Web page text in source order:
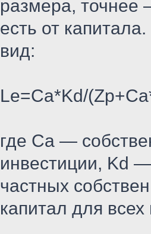
размера, точнее
есть от
вид:
Le=Ca*Kd/
где Ca —
инвестиции, Kd
частных
капитал для